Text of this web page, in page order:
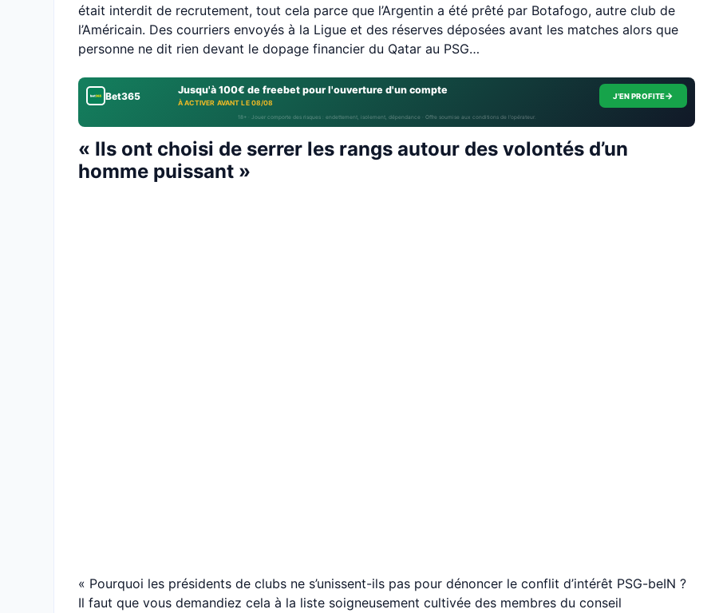
était interdit de recrutement, tout cela parce que l’Argentin a été prêté par Botafogo, autre club de
l’Américain. Des courriers envoyés à la Ligue et des réserves déposées avant les matches alors que
personne ne dit rien devant le dopage financier du Qatar au PSG…
Bet365 Jusqu'à 100€ de freebet pour l'ouverture d'un compte
À ACTIVER AVANT LE 08/08
J'EN PROFITE→
18+ · Jouer comporte des risques : endettement, isolement, dépendance · Offre soumise aux conditions de l’opérateur.
« Ils ont choisi de serrer les rangs autour des volontés d’un
homme puissant »
« Pourquoi les présidents de clubs ne s’unissent-ils pas pour dénoncer le conflit d’intérêt PSG-beIN ?
Il faut que vous demandiez cela à la liste soigneusement cultivée des membres du conseil